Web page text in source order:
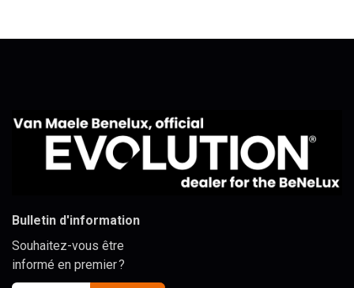
Bulletin d'information
Souhaitez-vous être
informé en premier ?